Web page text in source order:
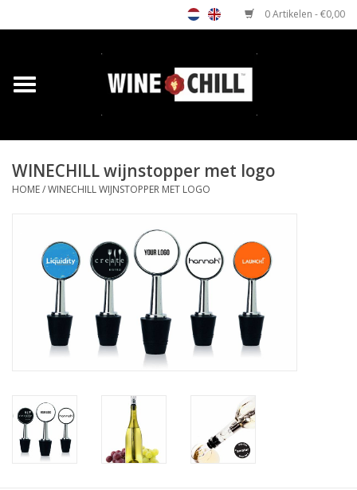
0 Artikelen - €0,00
Home
Relatiegeschenken
Verkooppunten
Contact
WINECHILL wijnstopper met logo
HOME/WINECHILL WIJNSTOPPER MET LOGO